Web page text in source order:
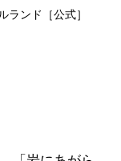
ンド［公式］